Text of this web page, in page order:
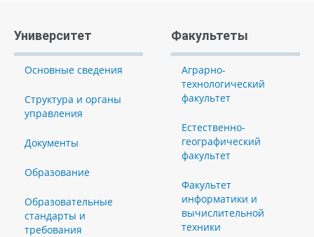
Университет
Основные сведения
Структура и органы
управления
Документы
Образование
Образовательные
стандарты и
требования
Факультеты
Аграрно-
технологический
факультет
Естественно-
географический
факультет
Факультет
информатики и
вычислительной
техники